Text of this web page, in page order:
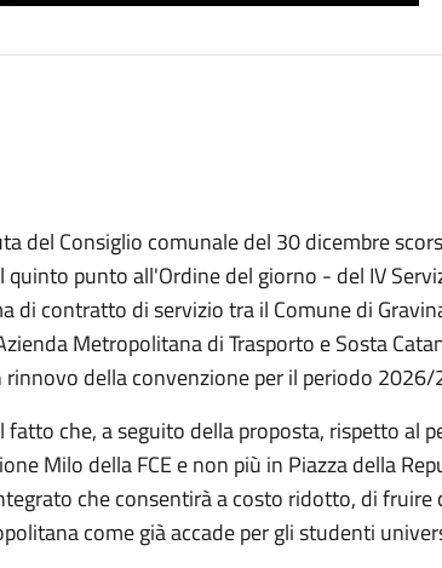
del Consiglio comunale del 30 dicembre
punto all'Ordine del giorno - del IV
di contratto di servizio tra il Comune di
Metropolitana di Trasporto e Sosta
della convenzione per il periodo 2026/
che, a seguito della proposta, rispetto al
Milo della FCE e non più in Piazza della
che consentirà a costo ridotto, di fruire
come già accade per gli studenti